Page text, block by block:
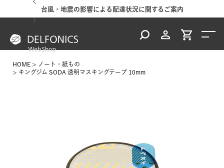
台風・地震の影響による配達状況に関するご案内
HOME
ノート・紙もの
キングジム SODA 透明マスキングテープ 10mm